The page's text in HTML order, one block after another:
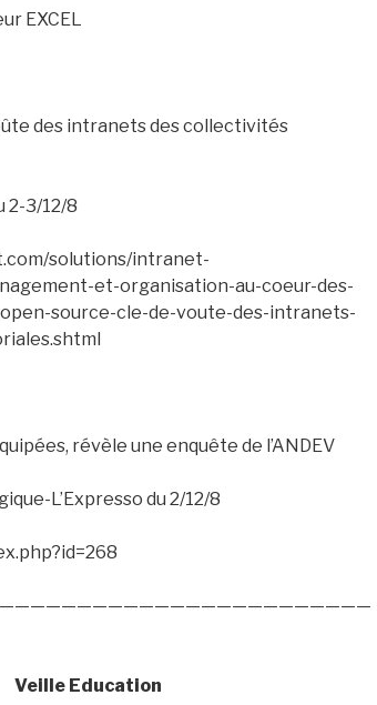
EXCEL
des intranets des collectivités
2-3/12/8
solutions/intranet-
et-organisation-au-coeur-des-
source-cle-de-voute-des-intranets-
révèle une enquête de l’ANDEV
L’Expresso du 2/12/8
Veille Education